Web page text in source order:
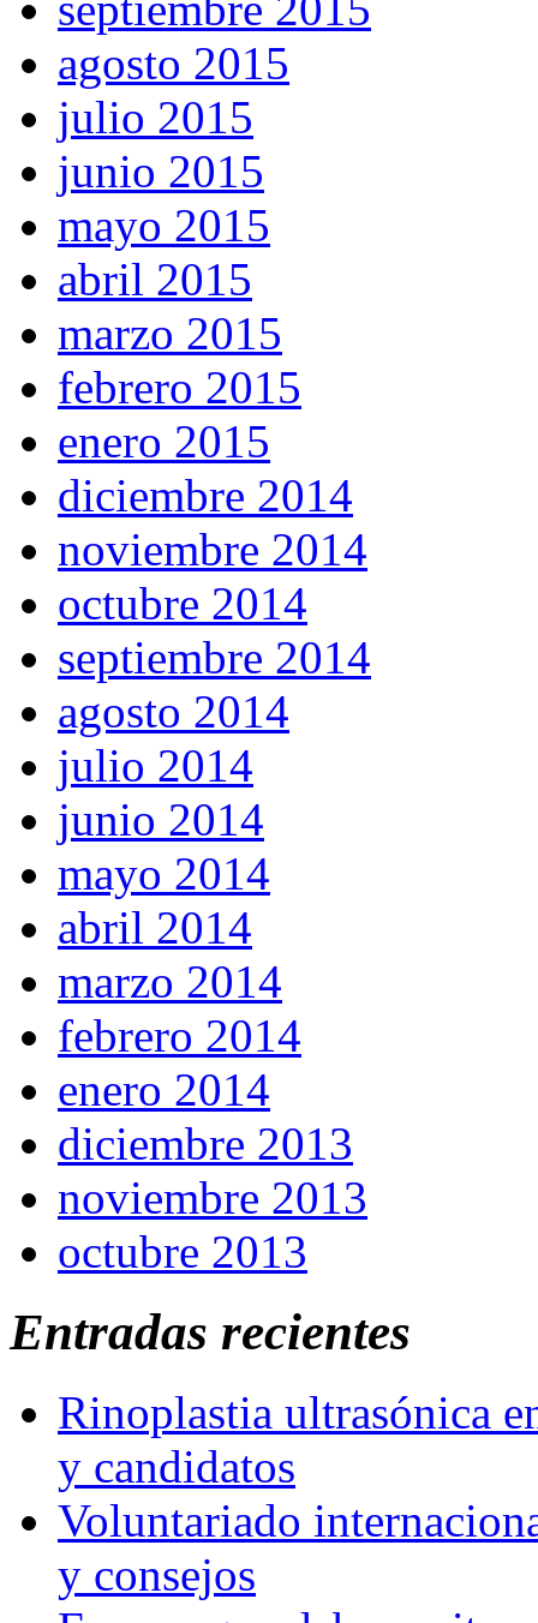
agosto 2015
julio 2015
junio 2015
mayo 2015
abril 2015
marzo 2015
febrero 2015
enero 2015
diciembre 2014
noviembre 2014
octubre 2014
septiembre 2014
agosto 2014
julio 2014
junio 2014
mayo 2014
abril 2014
marzo 2014
febrero 2014
enero 2014
diciembre 2013
noviembre 2013
octubre 2013
Entradas recientes
Rinoplastia ultrasónica
y candidatos
Voluntariado
y consejos